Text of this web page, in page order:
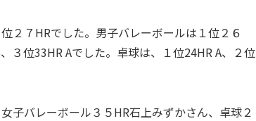
２７HRでした。男子バレーボールは１位２６
３位33HR Aでした。卓球は、１位24HR A、２位
子バレーボール３５HR石上みずかさん、卓球２